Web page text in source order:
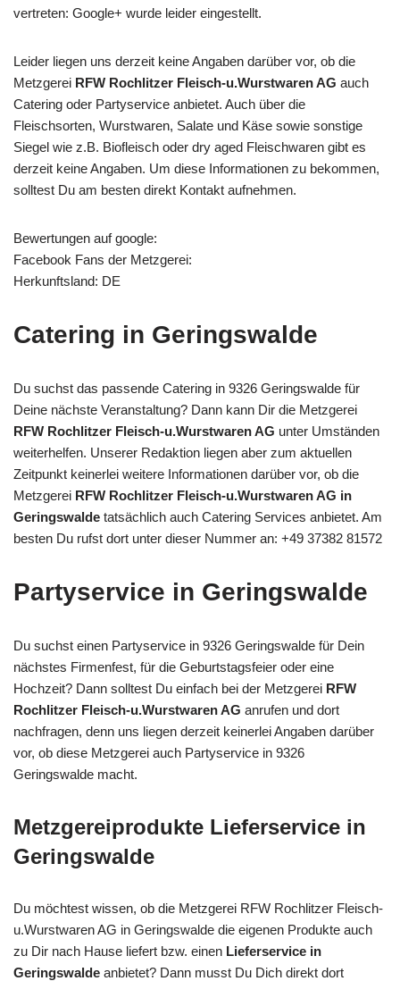
vertreten: Google+ wurde leider eingestellt.
Leider liegen uns derzeit keine Angaben darüber vor, ob die
Metzgerei RFW Rochlitzer Fleisch-u.Wurstwaren AG auch
Catering oder Partyservice anbietet. Auch über die
Fleischsorten, Wurstwaren, Salate und Käse sowie sonstige
Siegel wie z.B. Biofleisch oder dry aged Fleischwaren gibt es
derzeit keine Angaben. Um diese Informationen zu bekommen,
solltest Du am besten direkt Kontakt aufnehmen.
Bewertungen auf google:
Facebook Fans der Metzgerei:
Herkunftsland: DE
Catering in Geringswalde
Du suchst das passende Catering in 9326 Geringswalde für
Deine nächste Veranstaltung? Dann kann Dir die Metzgerei
RFW Rochlitzer Fleisch-u.Wurstwaren AG unter Umständen
weiterhelfen. Unserer Redaktion liegen aber zum aktuellen
Zeitpunkt keinerlei weitere Informationen darüber vor, ob die
Metzgerei RFW Rochlitzer Fleisch-u.Wurstwaren AG in
Geringswalde tatsächlich auch Catering Services anbietet. Am
besten Du rufst dort unter dieser Nummer an: +49 37382 81572
Partyservice in Geringswalde
Du suchst einen Partyservice in 9326 Geringswalde für Dein
nächstes Firmenfest, für die Geburtstagsfeier oder eine
Hochzeit? Dann solltest Du einfach bei der Metzgerei RFW
Rochlitzer Fleisch-u.Wurstwaren AG anrufen und dort
nachfragen, denn uns liegen derzeit keinerlei Angaben darüber
vor, ob diese Metzgerei auch Partyservice in 9326
Geringswalde macht.
Metzgereiprodukte Lieferservice in
Geringswalde
Du möchtest wissen, ob die Metzgerei RFW Rochlitzer Fleisch-
u.Wurstwaren AG in Geringswalde die eigenen Produkte auch
zu Dir nach Hause liefert bzw. einen Lieferservice in
Geringswalde anbietet? Dann musst Du Dich direkt dort